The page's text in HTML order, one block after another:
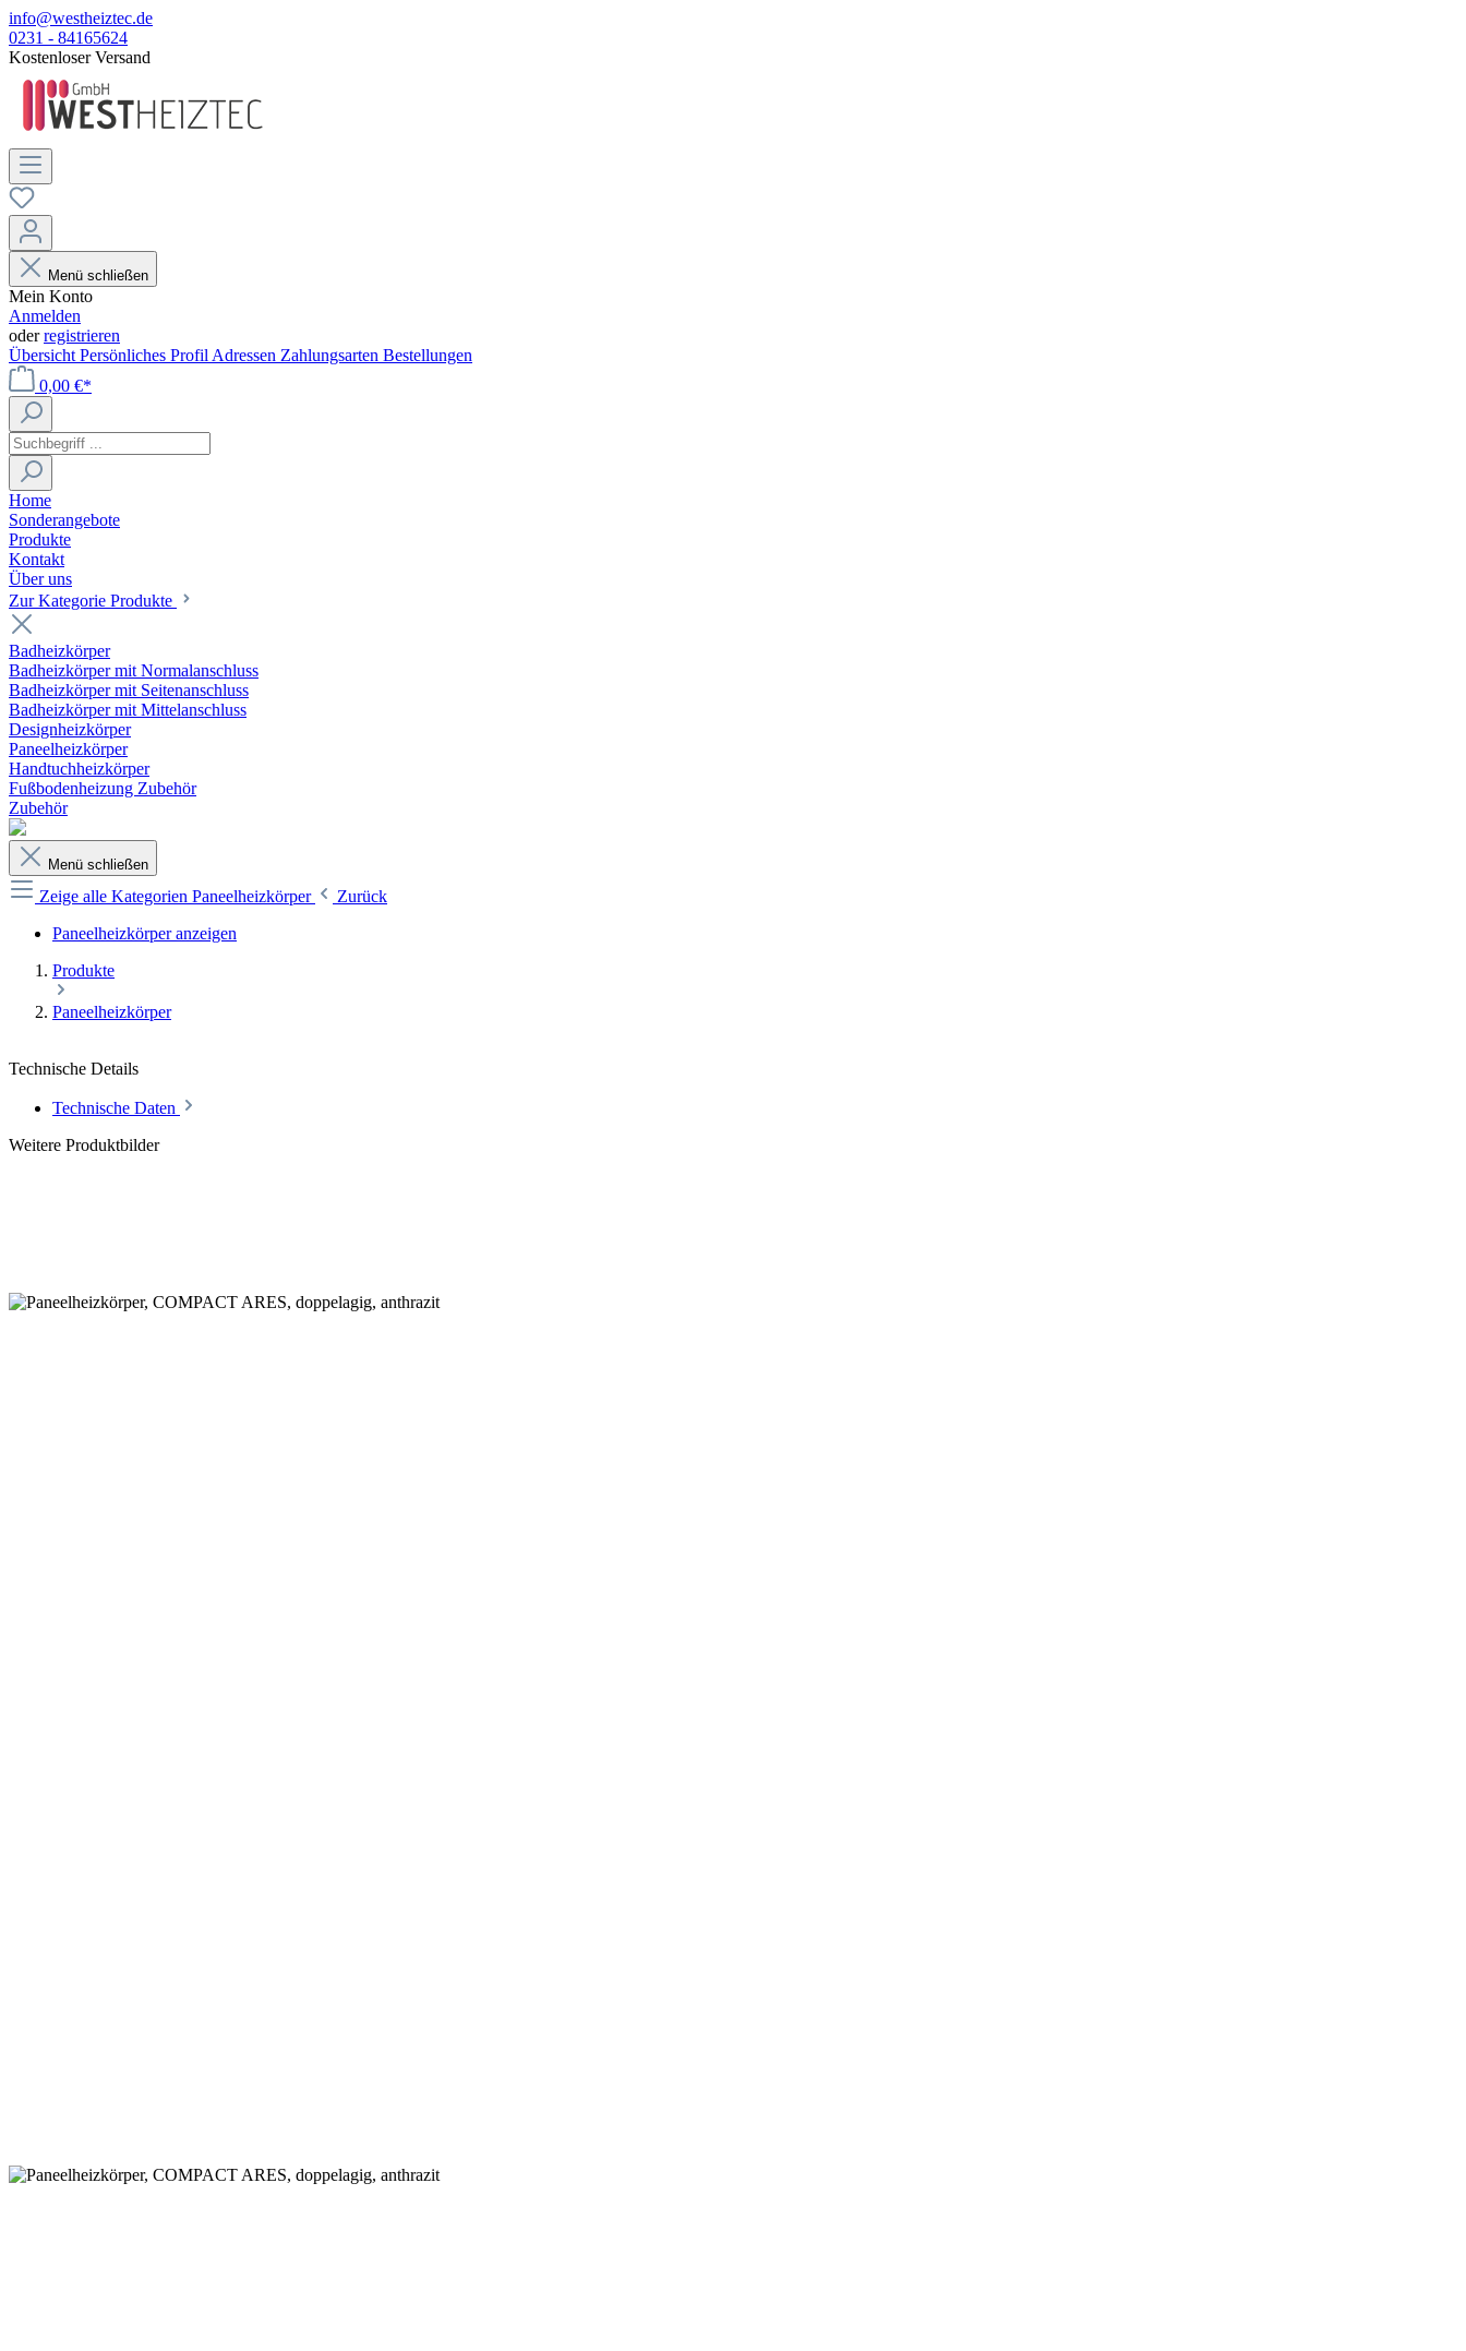
info@westheiztec.de
0231 - 84165624
Kostenloser Versand
Menü schließen
Mein Konto
Anmelden
oderregistrieren
Übersicht Persönliches Profil Adressen Zahlungsarten Bestellungen
0,00 €*
Home
Sonderangebote
Produkte
Kontakt
Über uns
Zur Kategorie Produkte
Badheizkörper
Badheizkörper mit Normalanschluss
Badheizkörper mit Seitenanschluss
Badheizkörper mit Mittelanschluss
Designheizkörper
Paneelheizkörper
Handtuchheizkörper
Fußbodenheizung Zubehör
Zubehör
Menü schließen
Zeige alle Kategorien Paneelheizkörper
Zurück
Paneelheizkörper anzeigen
Produkte
Paneelheizkörper
Technische Details
Technische Daten
Weitere Produktbilder